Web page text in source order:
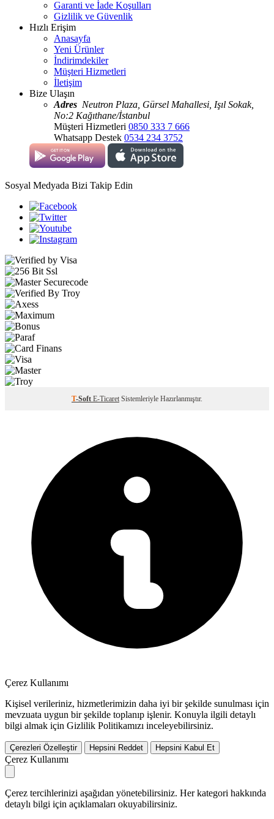
Garanti ve İade Koşulları
Gizlilik ve Güvenlik
Hızlı Erişim
Anasayfa
Yeni Ürünler
İndirimdekiler
Müşteri Hizmetleri
İletişim
Bize Ulaşın
Adres Neutron Plaza, Gürsel Mahallesi, Işıl Sokak,
No:2 Kağıthane/İstanbul
Müşteri Hizmetleri 0850 333 7 666
Whatsapp Destek 0534 234 3752
Sosyal Medyada Bizi Takip Edin
T-Soft E-Ticaret Sistemleriyle Hazırlanmıştır.
Çerez Kullanımı
Kişisel verileriniz, hizmetlerimizin daha iyi bir şekilde sunulması için
mevzuata uygun bir şekilde toplanıp işlenir. Konuyla ilgili detaylı
bilgi almak için Gizlilik Politikamızı inceleyebilirsiniz.
Çerezleri Özelleştir Hepsini Reddet Hepsini Kabul Et
Çerez Kullanımı
Çerez tercihlerinizi aşağıdan yönetebilirsiniz. Her kategori hakkında
detaylı bilgi için açıklamaları okuyabilirsiniz.